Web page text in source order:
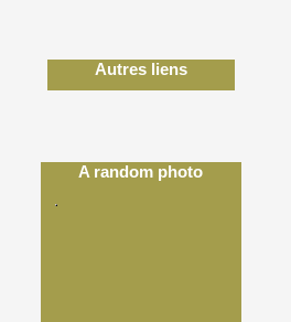
Autres liens
A random photo